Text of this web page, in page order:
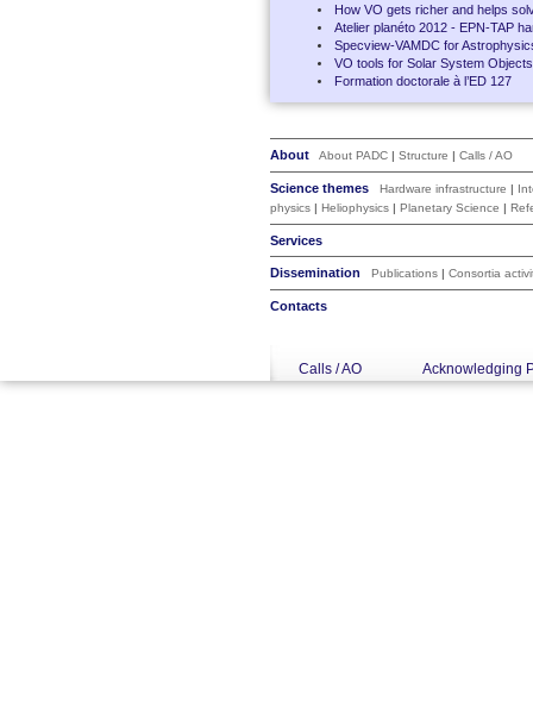
How VO gets richer and helps
Atelier planéto 2012 - EPN-TAP
Specview-VAMDC for
VO tools for Solar System Objects
Formation doctorale à l’ED 127
About About PADC | Structure | Calls / AO
Science themes Hardware infrastructure |
physics | Heliophysics | Planetary Science |
Services
Dissemination Publications | Consortia
Contacts
Calls / AO Acknowledging